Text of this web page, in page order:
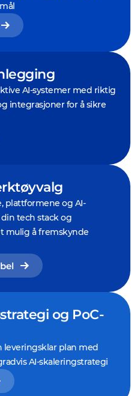
AI-systemer med riktig
integrasjoner for å sikre
plattformene og AI-
tech stack og
mulig å fremskynde
og PoC-
leveringsklar plan med
AI-skaleringstrategi